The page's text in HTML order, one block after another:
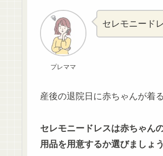
プレママ
セレモニード
産後の退院日に赤ちゃんが着
セレモニードレスは赤ちゃん
用品を用意するか選びましょう